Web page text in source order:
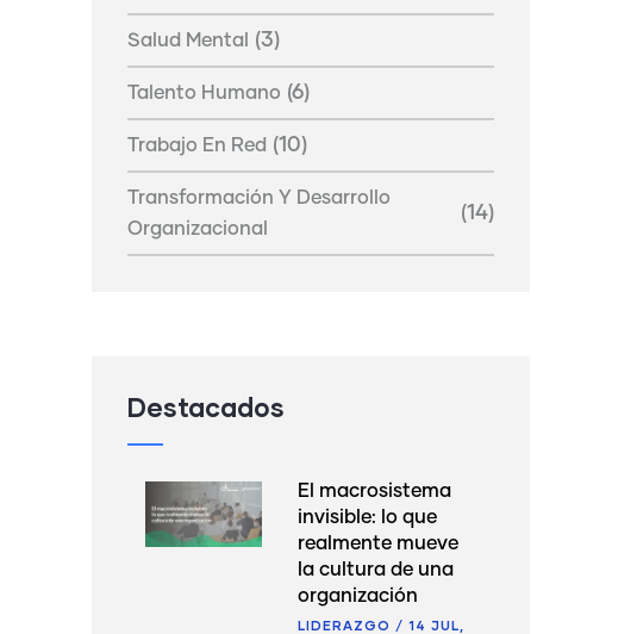
Salud Mental (3)
Talento Humano (6)
Trabajo En Red (10)
Transformación Y Desarrollo
Organizacional
(14)
Destacados
El macrosistema
invisible: lo que
realmente mueve
la cultura de una
organización
LIDERAZGO / 14 JUL,